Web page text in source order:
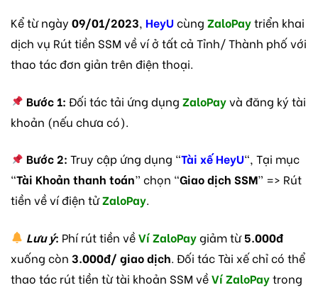
Kể từ ngày 09/01/2023, HeyU cùng ZaloPaytriển khai
dịch vụ Rút tiền SSM về ví ở tất cả Tỉnh/ Thành phố với
thao tác đơn giản trên điện thoại.
Bước 1: Đối tác tải ứng dụngZaloPayvà đăng ký tài
khoản (nếu chưa có).
Bước 2: Truy cập ứng dụng “Tài xế HeyU“, Tại mục
“Tài Khoản thanh toán” chọn “Giao dịch SSM” => Rút
tiền về ví điện tửZaloPay.
Lưu ý: Phí rút tiền vềVí ZaloPaygiảm từ5.000đ
xuống còn 3.000đ/ giao dịch. Đối tác Tài xế chỉ có thể
thao tác rút tiền từ tài khoản SSM vềVíZaloPaytrong